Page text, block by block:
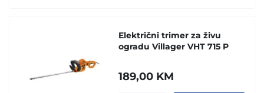
Električni trimer za živu
ogradu Villager VHT 715 P
189,00 KM